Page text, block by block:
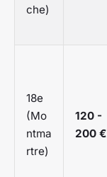
che)
18e
(Mo
ntma
rtre)
120 -
200 €